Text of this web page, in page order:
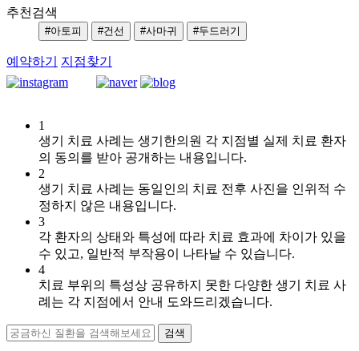
추천검색
#아토피 #건선 #사마귀 #두드러기
예약하기 지점찾기
에
물
1
생기 치료 사례는 생기한의원 각 지점별 실제 치료 환자
의 동의를 받아 공개하는 내용입니다.
2
생기 치료 사례는 동일인의 치료 전후 사진을 인위적 수
정하지 않은 내용입니다.
3
각 환자의 상태와 특성에 따라 치료 효과에 차이가 있을
수 있고, 일반적 부작용이 나타날 수 있습니다.
4
치료 부위의 특성상 공유하지 못한 다양한 생기 치료 사
례는 각 지점에서 안내 도와드리겠습니다.